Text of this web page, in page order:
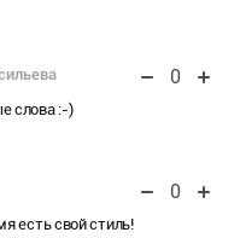
0
слова :-)
0
есть свой стиль!